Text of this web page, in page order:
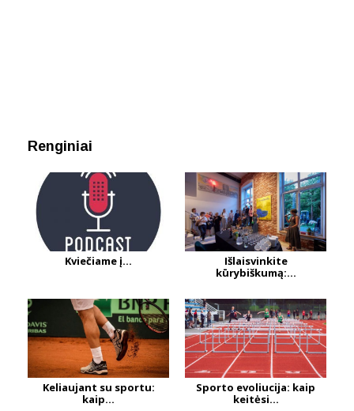
Renginiai
Kviečiame į...
Išlaisvinkite
kūrybiškumą:...
Keliaujant su sportu:
kaip...
Sporto evoliucija: kaip
keitėsi...